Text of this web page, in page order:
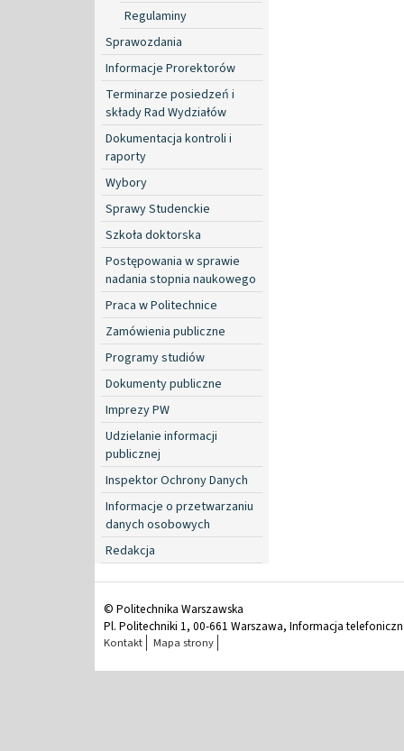
Regulaminy
Sprawozdania
Informacje Prorektorów
Terminarze posiedzeń i
składy Rad Wydziałów
Dokumentacja kontroli i
raporty
Wybory
Sprawy Studenckie
Szkoła doktorska
Postępowania w sprawie
nadania stopnia naukowego
Praca w Politechnice
Zamówienia publiczne
Programy studiów
Dokumenty publiczne
Imprezy PW
Udzielanie informacji
publicznej
Inspektor Ochrony Danych
Informacje o przetwarzaniu
danych osobowych
Redakcja
© Politechnika Warszawska
Pl. Politechniki 1, 00-661 Warszawa, Informacja
Kontakt Mapa strony